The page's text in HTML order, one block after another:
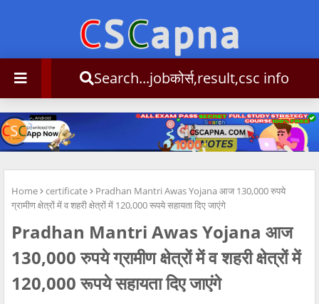
Search...jobकोर्स,result,csc info
Home certificate
Pradhan Mantri Awas Yojana आज 130,000 रुपये
ग्रामीण क्षेत्रों में व शहरी क्षेत्रों में 120,000 रूपये सहायता दिए जाएंगे
Pradhan Mantri Awas Yojana आज
130,000 रुपये ग्रामीण क्षेत्रों में व शहरी क्षेत्रों में
120,000 रूपये सहायता दिए जाएंगे